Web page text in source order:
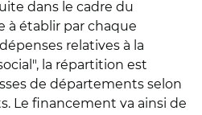
dans le cadre du
à établir par chaque
relatives à la
la répartition est
de départements selon
Le financement va ainsi de